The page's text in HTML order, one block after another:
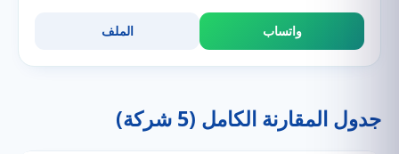
واتساب الملف
جدول المقارنة الكامل (5 شركة)